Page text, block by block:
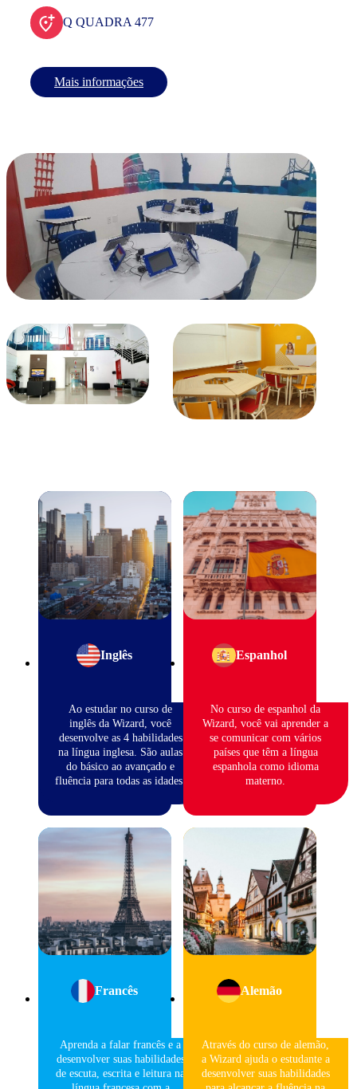
Q QUADRA 477
Mais informações
Inglês
Ao estudar no curso de
inglês da Wizard, você
desenvolve as 4 habilidades
na língua inglesa. São aulas
do básico ao avançado e
fluência para todas as idades.
Espanhol
No curso de espanhol da
Wizard, você vai aprender a
se comunicar com vários
países que têm a língua
espanhola como idioma
materno.
Francês
Aprenda a falar francês e a
desenvolver suas habilidades
de escuta, escrita e leitura na
Alemão
Através do curso de alemão,
a Wizard ajuda o estudante a
desenvolver suas habilidades